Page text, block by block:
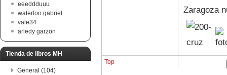
eeeddduuu
waterloo gabriel
vale34
arledy garzon
Tienda de libros MH
General (104)
Zaragoza
Top